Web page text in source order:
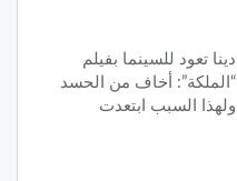
دينا تعود للسينما بفيلم
“الملكة”: أخاف من الحسد
ولهذا السبب ابتعدت